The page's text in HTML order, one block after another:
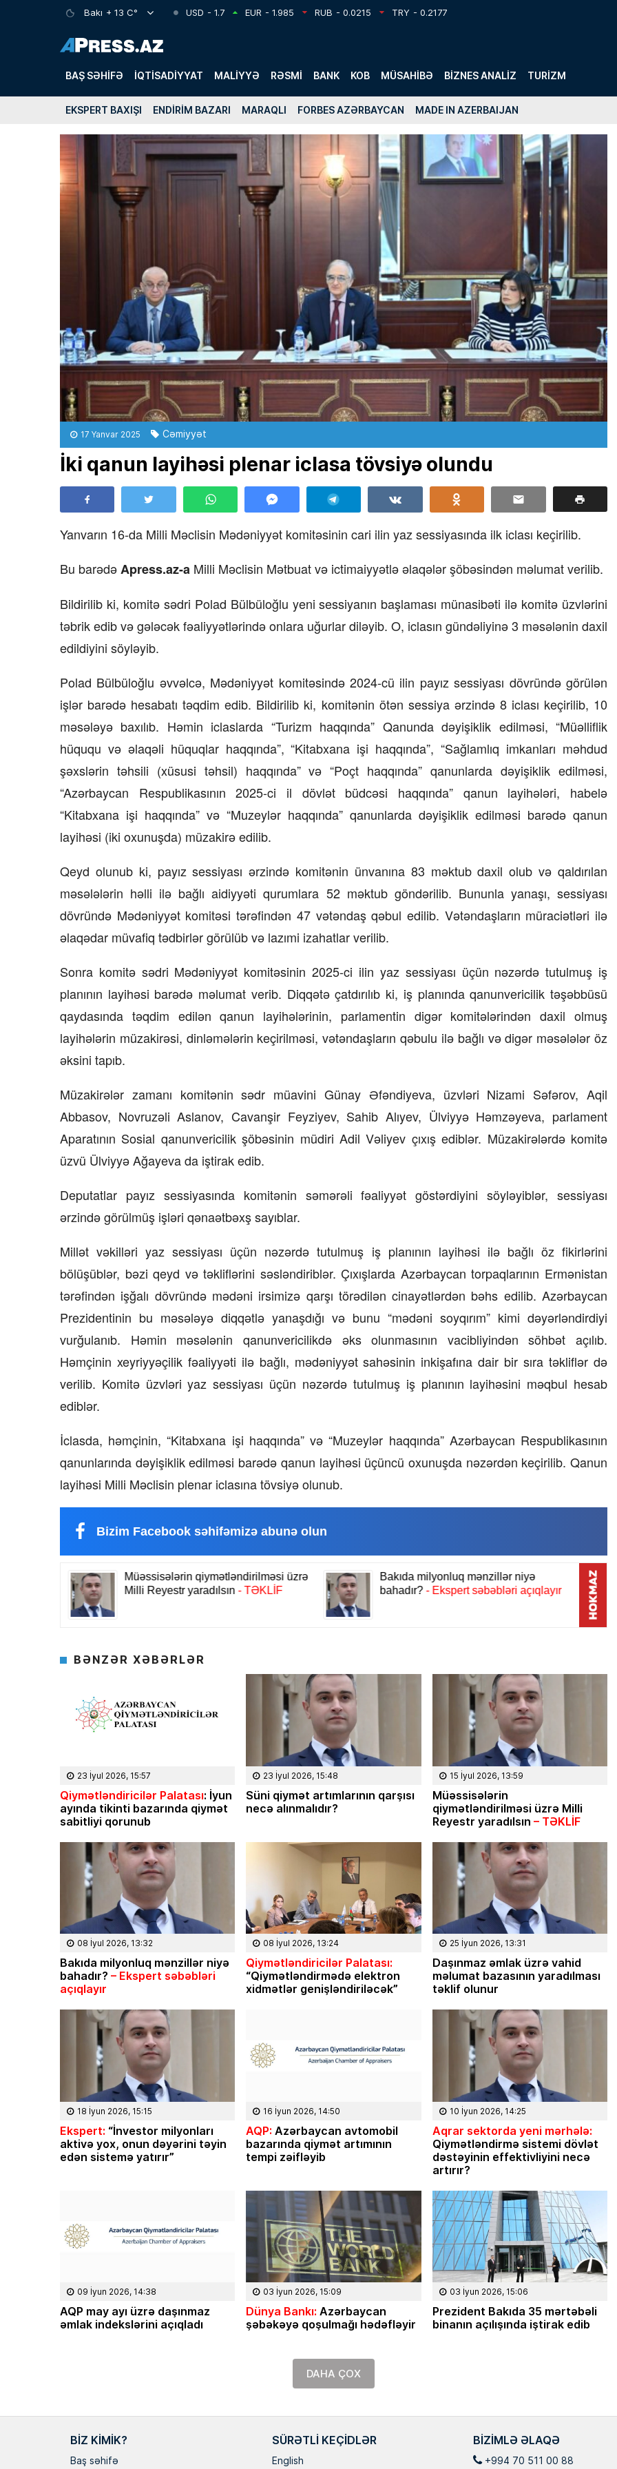
Bakı + 13 C° USD - 1.7 EUR - 1.985 RUB - 0.0215 TRY - 0.2177
BAŞ SƏHIFƏ İQTISADIYYAT MALIYYƏ RƏSMI BANK KOB MÜSAHIBƏ BIZNES ANALIZ TURIZM
EKSPERT BAXIŞI ENDIRIM BAZARI MARAQLI FORBES AZƏRBAYCAN MADE IN AZERBAIJAN
17 Yanvar 2025 Cəmiyyət
İki qanun layihəsi plenar iclasa tövsiyə olundu
Yanvarın 16-da Milli Məclisin Mədəniyyət komitəsinin cari ilin yaz sessiyasında ilk iclası keçirilib.
Bu barədəApress.az-a Milli Məclisin Mətbuat və ictimaiyyətlə əlaqələr şöbəsindən məlumat verilib.
Bildirilib ki, komitə sədri Polad Bülbüloğlu yeni sessiyanın başlaması münasibəti ilə komitə üzvlərini
təbrik edib və gələcək fəaliyyətlərində onlara uğurlar diləyib. O, iclasın gündəliyinə 3 məsələnin daxil
edildiyini söyləyib.
Polad Bülbüloğlu əvvəlcə, Mədəniyyət komitəsində 2024-cü ilin payız sessiyası dövründə görülən
işlər barədə hesabatı təqdim edib. Bildirilib ki, komitənin ötən sessiya ərzində 8 iclası keçirilib, 10
məsələyə baxılıb. Həmin iclaslarda “Turizm haqqında” Qanunda dəyişiklik edilməsi, “Müəlliflik
hüququ və əlaqəli hüquqlar haqqında”, “Kitabxana işi haqqında”, “Sağlamlıq imkanları məhdud
şəxslərin təhsili (xüsusi təhsil) haqqında” və “Poçt haqqında” qanunlarda dəyişiklik edilməsi,
“Azərbaycan Respublikasının 2025-ci il dövlət büdcəsi haqqında” qanun layihələri, habelə
“Kitabxana işi haqqında” və “Muzeylər haqqında” qanunlarda dəyişiklik edilməsi barədə qanun
layihəsi (iki oxunuşda) müzakirə edilib.
Qeyd olunub ki, payız sessiyası ərzində komitənin ünvanına 83 məktub daxil olub və qaldırılan
məsələlərin həlli ilə bağlı aidiyyəti qurumlara 52 məktub göndərilib. Bununla yanaşı, sessiyası
dövründə Mədəniyyət komitəsi tərəfindən 47 vətəndaş qəbul edilib. Vətəndaşların müraciətləri ilə
əlaqədar müvafiq tədbirlər görülüb və lazımi izahatlar verilib.
Sonra komitə sədri Mədəniyyət komitəsinin 2025-ci ilin yaz sessiyası üçün nəzərdə tutulmuş iş
planının layihəsi barədə məlumat verib. Diqqətə çatdırılıb ki, iş planında qanunvericilik təşəbbüsü
qaydasında təqdim edilən qanun layihələrinin, parlamentin digər komitələrindən daxil olmuş
layihələrin müzakirəsi, dinləmələrin keçirilməsi, vətəndaşların qəbulu ilə bağlı və digər məsələlər öz
əksini tapıb.
Müzakirələr zamanı komitənin sədr müavini Günay Əfəndiyeva, üzvləri Nizami Səfərov, Aqil
Abbasov, Novruzəli Aslanov, Cavanşir Feyziyev, Sahib Alıyev, Ülviyyə Həmzəyeva, parlament
Aparatının Sosial qanunvericilik şöbəsinin müdiri Adil Vəliyev çıxış ediblər. Müzakirələrdə komitə
üzvü Ülviyyə Ağayeva da iştirak edib.
Deputatlar payız sessiyasında komitənin səmərəli fəaliyyət göstərdiyini söyləyiblər, sessiyası
ərzində görülmüş işləri qənaətbəxş sayıblar.
Millət vəkilləri yaz sessiyası üçün nəzərdə tutulmuş iş planının layihəsi ilə bağlı öz fikirlərini
bölüşüblər, bəzi qeyd və təkliflərini səsləndiriblər. Çıxışlarda Azərbaycan torpaqlarının Ermənistan
tərəfindən işğalı dövründə mədəni irsimizə qarşı törədilən cinayətlərdən bəhs edilib. Azərbaycan
Prezidentinin bu məsələyə diqqətlə yanaşdığı və bunu “mədəni soyqırım” kimi dəyərləndirdiyi
vurğulanıb. Həmin məsələnin qanunvericilikdə əks olunmasının vacibliyindən söhbət açılıb.
Həmçinin xeyriyyəçilik fəaliyyəti ilə bağlı, mədəniyyət sahəsinin inkişafına dair bir sıra təkliflər də
verilib. Komitə üzvləri yaz sessiyası üçün nəzərdə tutulmuş iş planının layihəsini məqbul hesab
ediblər.
İclasda, həmçinin, “Kitabxana işi haqqında” və “Muzeylər haqqında” Azərbaycan Respublikasının
qanunlarında dəyişiklik edilməsi barədə qanun layihəsi üçüncü oxunuşda nəzərdən keçirilib. Qanun
layihəsi Milli Məclisin plenar iclasına tövsiyə olunub.
Bizim Facebook səhifəmizə abunə olun
BƏNZƏR XƏBƏRLƏR
23 İyul 2026, 15:57
Qiymətləndiricilər Palatası: İyun
ayında tikinti bazarında qiymət
sabitliyi qorunub
23 İyul 2026, 15:48
Süni qiymət artımlarının qarşısı
necə alınmalıdır?
15 İyul 2026, 13:59
Müəssisələrin
qiymətləndirilməsi üzrə Milli
Reyestr yaradılsın – TƏKLİF
08 İyul 2026, 13:32
Bakıda milyonluq mənzillər niyə
bahadır? – Ekspert səbəbləri
açıqlayır
08 İyul 2026, 13:24
Qiymətləndiricilər Palatası:
“Qiymətləndirmədə elektron
xidmətlər genişləndiriləcək”
25 İyun 2026, 13:31
Daşınmaz əmlak üzrə vahid
məlumat bazasının yaradılması
təklif olunur
18 İyun 2026, 15:15
Ekspert: “İnvestor milyonları
aktivə yox, onun dəyərini təyin
edən sistemə yatırır”
16 İyun 2026, 14:50
AQP: Azərbaycan avtomobil
bazarında qiymət artımının
tempi zəifləyib
10 İyun 2026, 14:25
Aqrar sektorda yeni mərhələ:
Qiymətləndirmə sistemi dövlət
dəstəyinin effektivliyini necə
artırır?
09 İyun 2026, 14:38
AQP may ayı üzrə daşınmaz
əmlak indekslərini açıqladı
03 İyun 2026, 15:09
Dünya Bankı: Azərbaycan
şəbəkəyə qoşulmağı hədəfləyir
03 İyun 2026, 15:06
Prezident Bakıda 35 mərtəbəli
binanın açılışında iştirak edib
DAHA ÇOX
Süni qiymət artımlarının qarşısı necə
alınmalıdır?
08 Fevral 2024, 15:32
Ayıq Səmədovun
Universitetini iqtisadçı-mühəndis ixtisası
üzrə bitirib. İqtisad elmləri doktorudur.
BIZ KIMIK?
Baş səhifə
SÜRƏTLI KEÇIDLƏR
English
BIZIMLƏ ƏLAQƏ
+994 70 511 00 88